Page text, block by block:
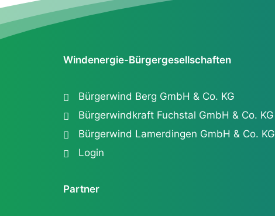
Windenergie-Bürgergesellschaften
Bürgerwind Berg GmbH & Co. KG
Bürgerwindkraft Fuchstal GmbH & Co. KG
Bürgerwind Lamerdingen GmbH & Co. KG
Login
Partner